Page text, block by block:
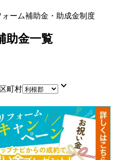
ーム補助金・助成金制度
助金一覧
町村 keyboard_arrow_down